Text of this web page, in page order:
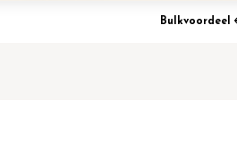
Bulkvoordeel